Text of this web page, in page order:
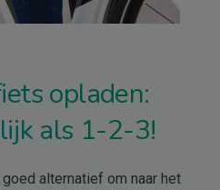
opladen:
als 1-2-3!
alternatief om naar het